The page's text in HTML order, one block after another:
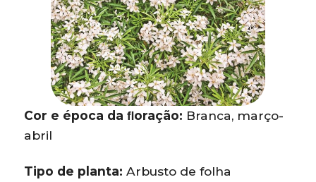
Cor e época da ﬂoração: Branca, março-
abril
Tipo de planta: Arbusto de folha